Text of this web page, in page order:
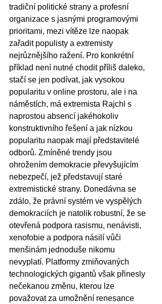
tradiční politické strany a profesní
organizace s jasnými programovými
prioritami, mezi vítěze lze naopak
zařadit populisty a extremisty
nejrůznějšího ražení. Pro konkrétní
příklad není nutné chodit příliš daleko,
stačí se jen podívat, jak vysokou
popularitu v online prostoru, ale i na
náměstích, má extremista Rajchl s
naprostou absencí jakéhokoliv
konstruktivního řešení a jak nízkou
popularitu naopak mají představitelé
odborů. Zmíněné trendy jsou
ohrožením demokracie převyšujícím
nebezpečí, jež představují staré
extremistické strany. Donedávna se
zdálo, že právní systém ve vyspělých
demokraciích je natolik robustní, že se
otevřená podpora rasismu, nenávisti,
xenofobie a podpora násilí vůči
menšinám jednoduše nikomu
nevyplatí. Platformy zmiňovaných
technologických gigantů však přinesly
nečekanou změnu, kterou lze
považovat za umožnění renesance